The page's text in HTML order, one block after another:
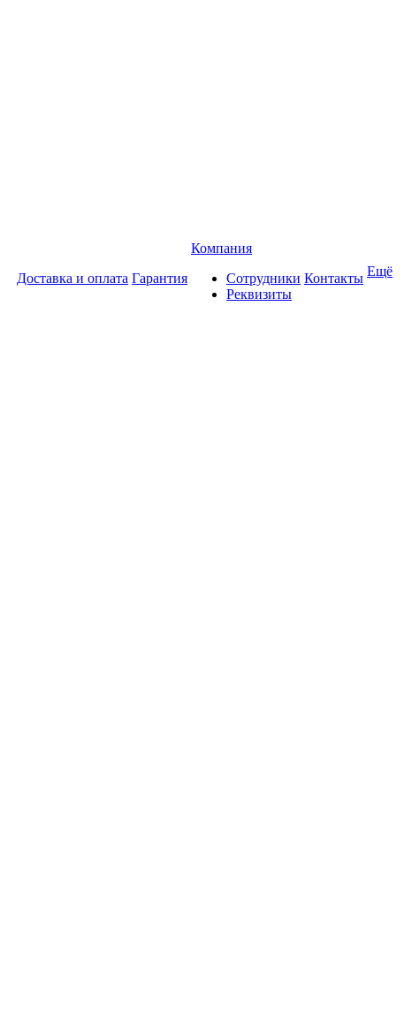
Доставка и оплата Гарантия
Компания
Сотрудники
Реквизиты
Контакты Ещё